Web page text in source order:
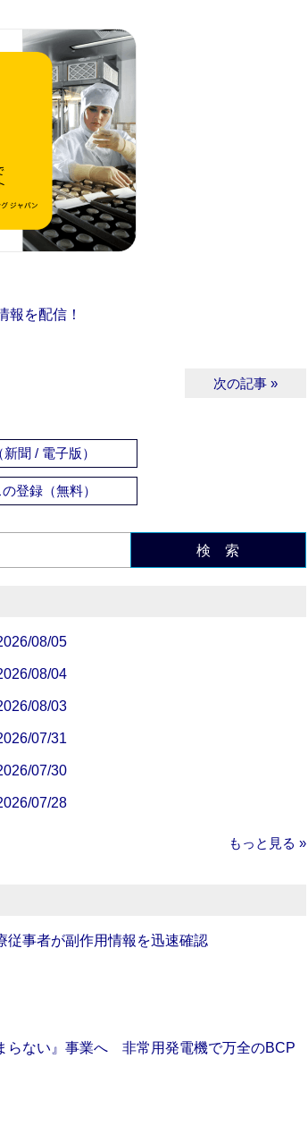
を配信！
次の記事 »
聞 / 電子版）
登録（無料）
検 索
08/05
08/04
08/03
07/31
07/30
07/28
もっと見る »
従事者が副作用情報を迅速確認
らない』事業へ 非常用発電機で万全のBCP